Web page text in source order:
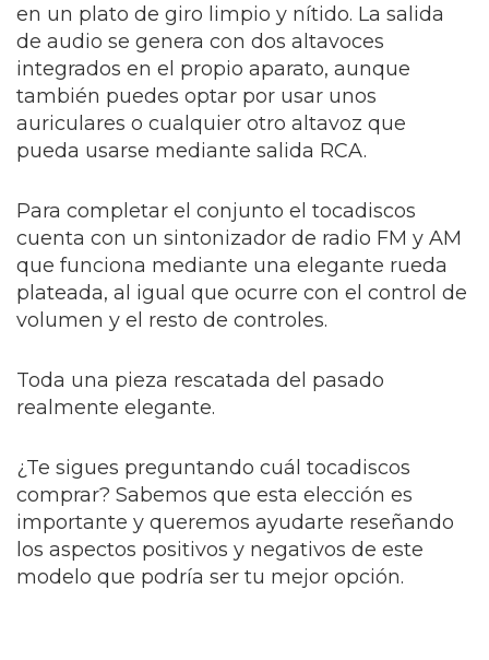
en un plato de giro limpio y nítido. La salida
de audio se genera con dos altavoces
integrados en el propio aparato, aunque
también puedes optar por usar unos
auriculares o cualquier otro altavoz que
pueda usarse mediante salida RCA.
Para completar el conjunto el tocadiscos
cuenta con un sintonizador de radio FM y AM
que funciona mediante una elegante rueda
plateada, al igual que ocurre con el control de
volumen y el resto de controles.
Toda una pieza rescatada del pasado
realmente elegante.
¿Te sigues preguntando cuál tocadiscos
comprar? Sabemos que esta elección es
importante y queremos ayudarte reseñando
los aspectos positivos y negativos de este
modelo que podría ser tu mejor opción.